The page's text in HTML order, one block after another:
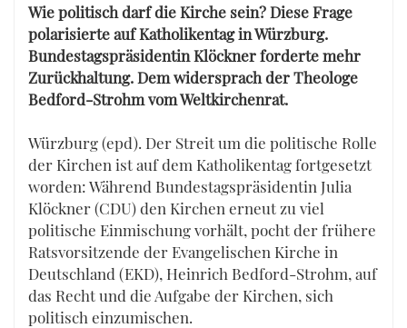
Wie politisch darf die Kirche sein? Diese Frage
polarisierte auf Katholikentag in Würzburg.
Bundestagspräsidentin Klöckner forderte mehr
Zurückhaltung. Dem widersprach der Theologe
Bedford-Strohm vom Weltkirchenrat.
Würzburg (epd). Der Streit um die politische Rolle
der Kirchen ist auf dem Katholikentag fortgesetzt
worden: Während Bundestagspräsidentin Julia
Klöckner (CDU) den Kirchen erneut zu viel
politische Einmischung vorhält, pocht der frühere
Ratsvorsitzende der Evangelischen Kirche in
Deutschland (EKD), Heinrich Bedford-Strohm, auf
das Recht und die Aufgabe der Kirchen, sich
politisch einzumischen.